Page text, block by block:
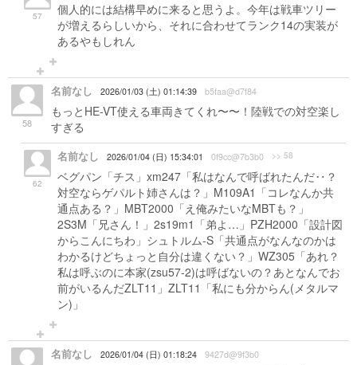
57
個人的には結構早めに来ると思うよ。今年は戦車ツリー
が増えるらしいから、それに合わせてランク14の実装が
あるやもしれん
58
名前なし 2026/01/03 (土) 01:14:39 b5faa@d7f84
もっとHE-VT使える車両きてくれ〜〜！陸戦での対空楽し
すぎる
62
名前なし 2026/01/04 (日) 15:34:01 0f9cc@7b3b0 >> 58
ベグパン「チス」xm247「私はなんで呼ばれたんだ‥？
対空ならゲパルト姉さんは？」M109A1「コレなんか共
通点ある？」MBT2000「え俺みたいなMBTも？」
2S3M「兄さん！」2s19m1「弟よ…」PZH2000「設計図
からこんにちわ」シュトルム-S「共通点がなんなのかは
わかるけどちょっと自分は違くない？」WZ305「あれ？
私は呼ぶのに本家(zsu57-2)は呼ばないの？あとなんでお
前がいるんだZLT11」ZLT11「私にも分からん(メタルマ
ン)」
名前なし 2026/01/04 (日) 01:18:24 9427d@9f3b0